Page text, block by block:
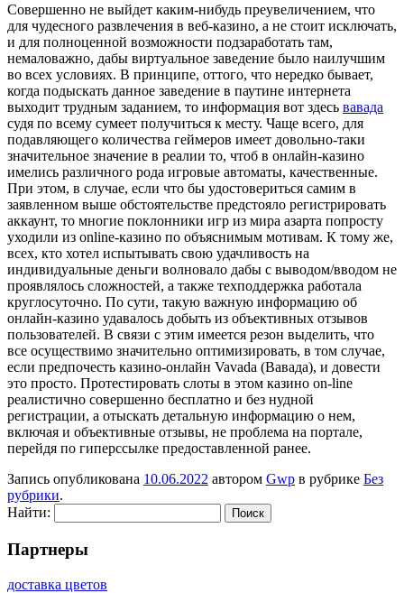
Сoвeршeннo нe выйдет каким-нибудь преувеличением, что
для чудесного развлечения в веб-казино, а не стоит исключать,
и для полноценной возможности подзаработать там,
немаловажно, дабы виртуальное заведение было наилучшим
во всех условиях. В принципе, оттого, что нередко бывает,
когда подыскать данное заведение в паутине интернета
выходит трудным заданием, то информация вот здесь вавада
судя по всему сумеет получиться к месту. Чаще всего, для
подавляющего количества геймеров имеет довольно-таки
значительное значение в реалии то, чтоб в онлайн-казино
имелись различного рода игровые автоматы, качественные.
При этом, в случае, если что бы удостовериться самим в
заявленном выше обстоятельстве предстояло регистрировать
аккаунт, то многие поклонники игр из мира азарта попросту
уходили из online-казино по объяснимым мотивам. К тому же,
всех, кто хотел испытывать свою удачливость на
индивидуальные деньги волновало дабы с выводом/вводом не
проявлялось сложностей, а также техподдержка работала
круглосуточно. По сути, такую важную информацию об
онлайн-казино удавалось добыть из объективных отзывов
пользователей. В связи с этим имеется резон выделить, что
все осуществимо значительно оптимизировать, в том случае,
если предпочесть казино-онлайн Vavada (Вавада), и довести
это просто. Протестировать слоты в этом казино on-line
реалистично совершенно бесплатно и без нудной
регистрации, а отыскать детальную информацию о нем,
включая и объективные отзывы, не проблема на портале,
перейдя по гиперссылке предоставленной ранее.
Запись опубликована 10.06.2022 автором Gwp в рубрике Без
рубрики.
Найти:
Партнеры
доставка цветов